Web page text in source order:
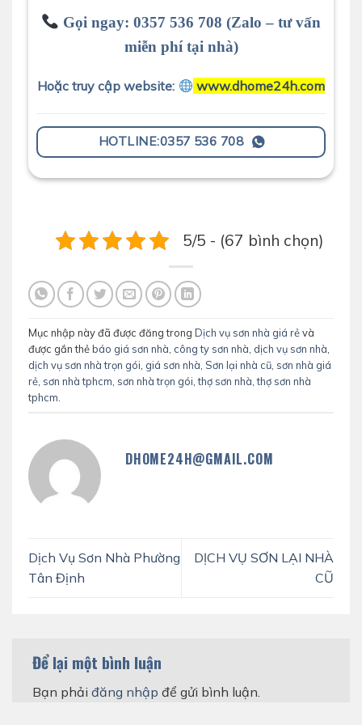
Gọi ngay: 0357 536 708 (Zalo – tư vấn
miễn phí tại nhà)
Hoặc truy cập website: www.dhome24h.com
HOTLINE:0357 536 708
5/5 - (67 bình chọn)
Mục nhập này đã được đăng trong Dịch vụ sơn nhà giá rẻvà
được gắn thẻ báo giá sơn nhà công ty sơn nhà dịch vụ sơn nhà
dịch vụ sơn nhà trọn gói giá sơn nhà Sơn lại nhà cũ sơn nhà giá
rẻ sơn nhà tphcm sơn nhà trọn gói ,thợ sơn nhà ,thợ sơn nhà
tphcm
DHOME24H@GMAIL.COM
Dịch Vụ Sơn Nhà Phường
Tân Định
DỊCH VỤ SƠN LẠI NHÀ
CŨ
Để lại một bình luận
Bạn phải đăng nhập để gửi bình luận.